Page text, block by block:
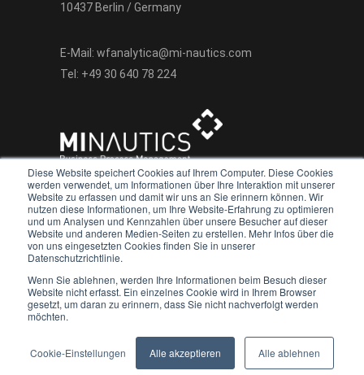
Diese Website speichert Cookies auf Ihrem Computer. Diese Cookies
werden verwendet, um Informationen über Ihre Interaktion mit unserer
Website zu erfassen und damit wir uns an Sie erinnern können. Wir
nutzen diese Informationen, um Ihre Website-Erfahrung zu optimieren
und um Analysen und Kennzahlen über unsere Besucher auf dieser
Website und anderen Medien-Seiten zu erstellen. Mehr Infos über die
von uns eingesetzten Cookies finden Sie in unserer
Datenschutzrichtlinie.
Wenn Sie ablehnen, werden Ihre Informationen beim Besuch dieser
Website nicht erfasst. Ein einzelnes Cookie wird in Ihrem Browser
gesetzt, um daran zu erinnern, dass Sie nicht nachverfolgt werden
möchten.
Cookie-Einstellungen Alle akzeptieren Alle ablehnen
We value your privacy
personalised ads or content, and analyse our traffic. By
clicking "Accept All", you consent to our use of cookies.
Customise Reject All Accept All
10437 Berlin / Germany
E-Mail: wfanalytica@mi-nautics.com
Tel: +49 30 640 78 224
WorkflowAnalytica - eine Veranstaltung der
Follow Us